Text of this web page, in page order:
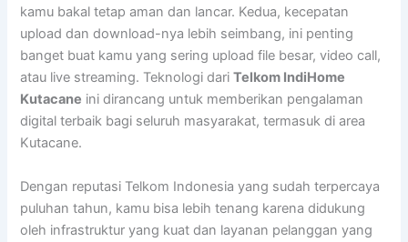
kamu bakal tetap aman dan lancar. Kedua, kecepatan
upload dan download-nya lebih seimbang, ini penting
banget buat kamu yang sering upload file besar, video call,
atau live streaming. Teknologi dariTelkom IndiHome
Kutacane ini dirancang untuk memberikan pengalaman
digital terbaik bagi seluruh masyarakat, termasuk di area
Kutacane.
Dengan reputasi Telkom Indonesia yang sudah terpercaya
puluhan tahun, kamu bisa lebih tenang karena didukung
oleh infrastruktur yang kuat dan layanan pelanggan yang